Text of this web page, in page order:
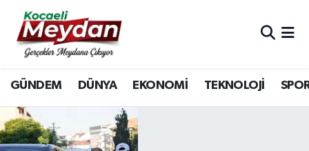
GÜNDEM DÜNYA EKONOMİ TEKNOLOJİ
Nöbetçi Eczaneler
Hava Durumu
Trafik Durumu